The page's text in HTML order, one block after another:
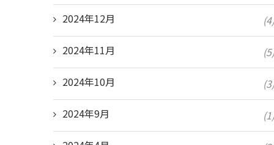
2024年12月 (4)
2024年11月 (5)
2024年10月 (3)
2024年9月 (1)